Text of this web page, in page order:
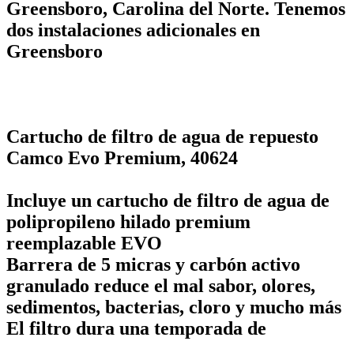
Greensboro, Carolina del Norte. Tenemos
dos instalaciones adicionales en
Greensboro
Cartucho de filtro de agua de repuesto
Camco Evo Premium, 40624
Incluye un cartucho de filtro de agua de
polipropileno hilado premium
reemplazable EVO
Barrera de 5 micras y carbón activo
granulado reduce el mal sabor, olores,
sedimentos, bacterias, cloro y mucho más
El filtro dura una temporada de